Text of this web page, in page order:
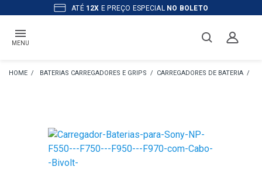
ATÉ 12X E PREÇO ESPECIAL NO BOLETO
MENU
BATERIAS CARREGADORES E GRIPS CARREGADORES DE BATERIA